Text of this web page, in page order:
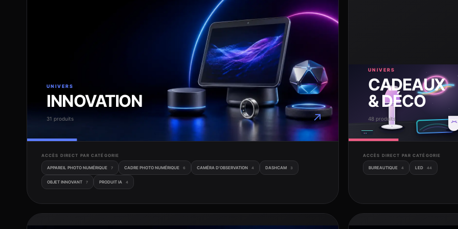
UNIVERS
INNOVATION
31 produits ↗
ACCÈS DIRECT PAR CATÉGORIE
APPAREIL PHOTO NUMÉRIQUE 7 CADRE PHOTO NUMÉRIQUE 6 CAMÉRA D'OBSERVATION 4 DASHCAM 3
OBJET INNOVANT 7 PRODUIT IA 4
UNIVERS
CADEAUX
& DÉCO
48 produits
ACCÈS DIRECT PAR CATÉGORIE
BUREAUTIQUE 4 LED 44